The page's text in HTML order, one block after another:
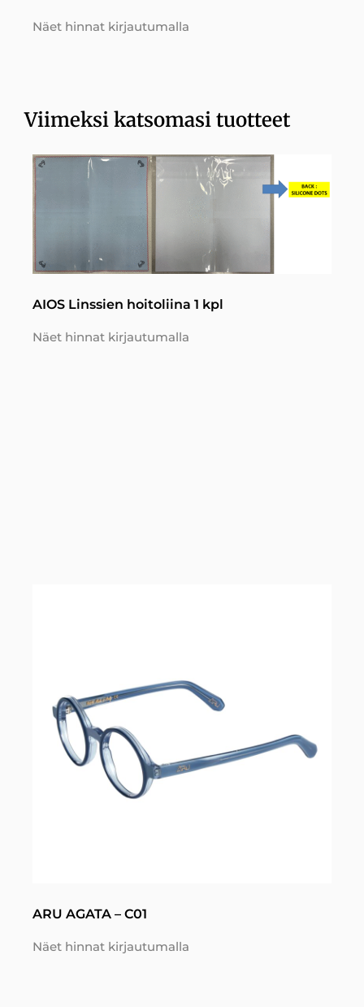
Näet hinnat kirjautumalla
Viimeksi katsomasi tuotteet
AIOS Linssien hoitoliina 1 kpl
Näet hinnat kirjautumalla
ARU AGATA – C01
Näet hinnat kirjautumalla